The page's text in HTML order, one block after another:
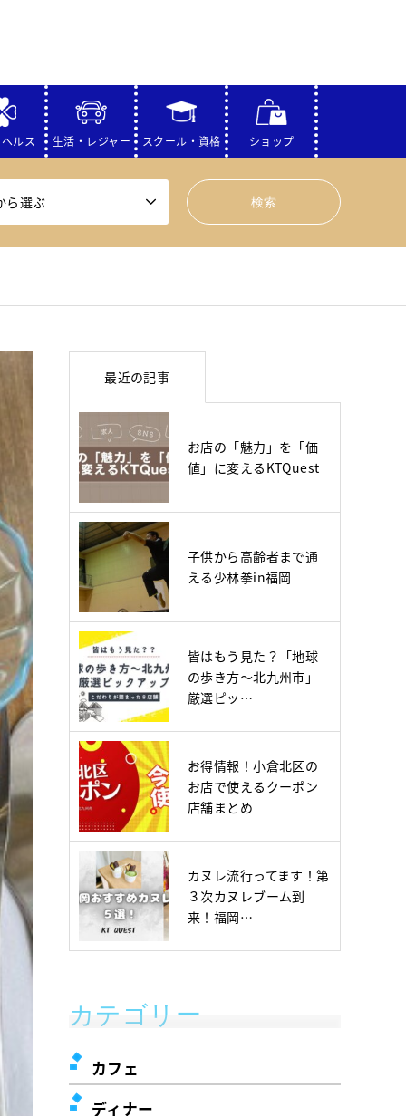
ルス 生活・レジャー スクール・資格 ショップ
ら選ぶ
最近の記事
お店の「魅力」を「価
値」に変えるKTQuest
子供から高齢者まで通
える少林拳in福岡
皆はもう見た？「地球
の歩き方～北九州市」
厳選ピッ…
お得情報！小倉北区の
お店で使えるクーポン
店舗まとめ
カヌレ流行ってます！第
３次カヌレブーム到
来！福岡…
カテゴリー
カフェ
ディナー